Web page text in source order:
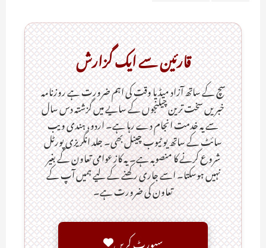
قارئین سے ایک گزارش
سچ کے ساتھ آزاد میڈیا وقت کی اہم ضرورت ہےـ روزنامہ
خبریں سخت ترین چیلنجوں کے سایے میں گزشتہ دس سال
سے یہ خدمت انجام دے رہا ہے۔ اردو، ہندی ویب
سائٹ کے ساتھ یو ٹیوب چینل بھی۔ جلد انگریزی پورٹل
شروع کرنے کا منصوبہ ہے۔ یہ کاز عوامی تعاون کے بغیر
نہیں ہوسکتا۔ اسے جاری رکھنے کے لیے ہمیں آپ کے
تعاون کی ضرورت ہے۔
سپورٹ کریں